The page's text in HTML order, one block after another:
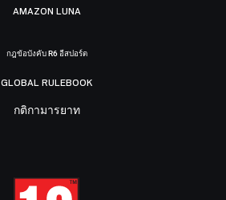
AMAZON LUNA
กฎข้อบังคับ R6 อีสปอร์ต
GLOBAL RULEBOOK
กติกามารยาท